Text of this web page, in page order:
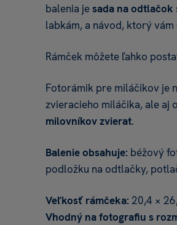
balenia jesada na odtlačok
labkám, a návod, ktorý
Rámček môžete ľahko
Fotorámik pre miláčikov je
zvieracieho miláčika, ale aj
milovníkov zvierat.
Balenie obsahuje: béžový
podložku na odtlačky,
Veľkosť rámčeka: 20,4 ×
Vhodný na fotografiu s